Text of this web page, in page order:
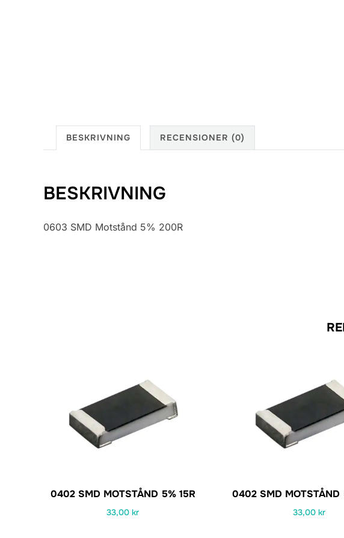
BESKRIVNING RECENSIONER (0)
BESKRIVNING
0603 SMD Motstånd 5% 200R
0402 SMD MOTSTÅND 5% 15R
33,00kr
0402 SMD
33,00kr